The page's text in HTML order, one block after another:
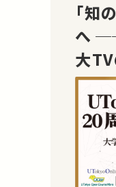
「知
へ
大
ュケ